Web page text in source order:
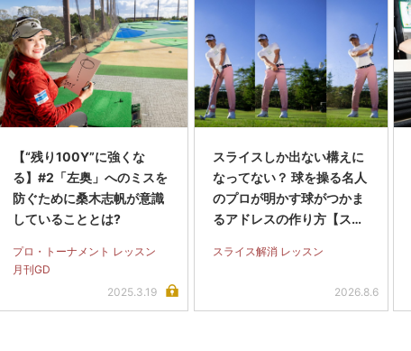
【“残り100Y”に強くな
る】#2「左奥」へのミスを
防ぐために桑木志帆が意識
していることとは?
プロ・トーナメント レッスン
月刊GD
2025.3.19
スライスしか出ない構えに
なってない？ 球を操る名人
のプロが明かす球がつかま
るアドレスの作り方【スラ
スライス解消 レッスン
2026.8.6